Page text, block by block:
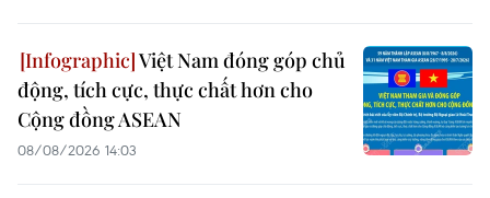
Việt Nam đóng góp chủ
động, tích cực, thực chất hơn cho
Cộng đồng ASEAN
08/08/2026 14:03